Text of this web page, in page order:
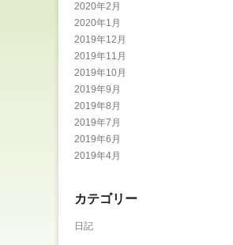
2020年2月
2020年1月
2019年12月
2019年11月
2019年10月
2019年9月
2019年8月
2019年7月
2019年6月
2019年4月
カテゴリー
日記